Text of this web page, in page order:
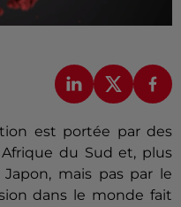
est portée par des
du Sud et, plus
mais pas par le
dans le monde fait